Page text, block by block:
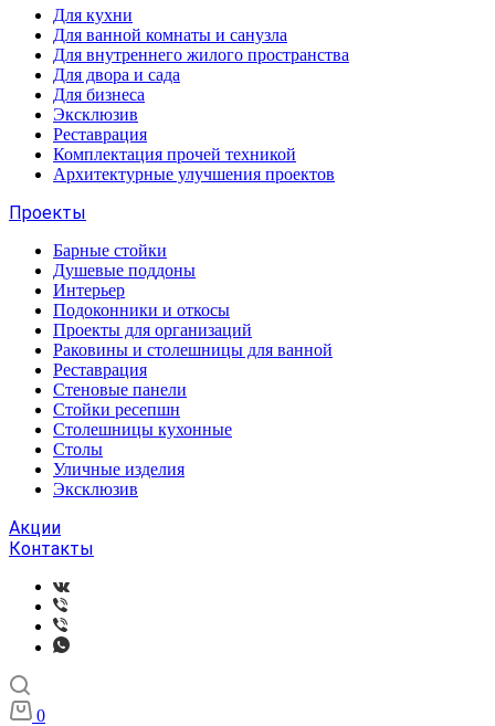
Для кухни
Для ванной комнаты и санузла
Для внутреннего жилого пространства
Для двора и сада
Для бизнеса
Эксклюзив
Реставрация
Комплектация прочей техникой
Архитектурные улучшения проектов
Проекты
Барные стойки
Душевые поддоны
Интерьер
Подоконники и откосы
Проекты для организаций
Раковины и столешницы для ванной
Реставрация
Стеновые панели
Стойки ресепшн
Столешницы кухонные
Столы
Уличные изделия
Эксклюзив
Акции
Контакты
0